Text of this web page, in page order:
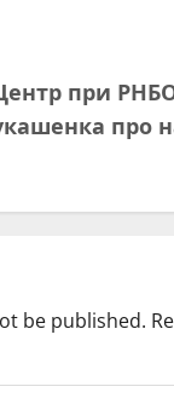
при
про
be published.